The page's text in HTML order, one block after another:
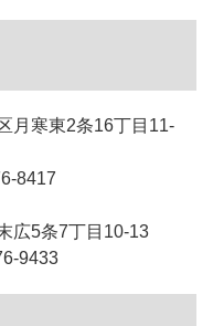
月寒東2条16丁目11-
8417
広5条7丁目10-13
9433